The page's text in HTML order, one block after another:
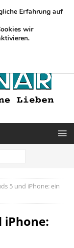
5 und iPhone: ein
iPhone:
Erfahrung auf
wir